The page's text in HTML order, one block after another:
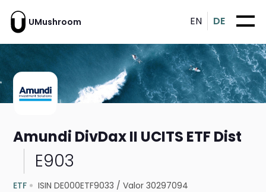
UMushroom EN DE
Amundi DivDax II UCITS ETF Dist
E903
ETF ISIN DE000ETF9033 /Valor 30297094